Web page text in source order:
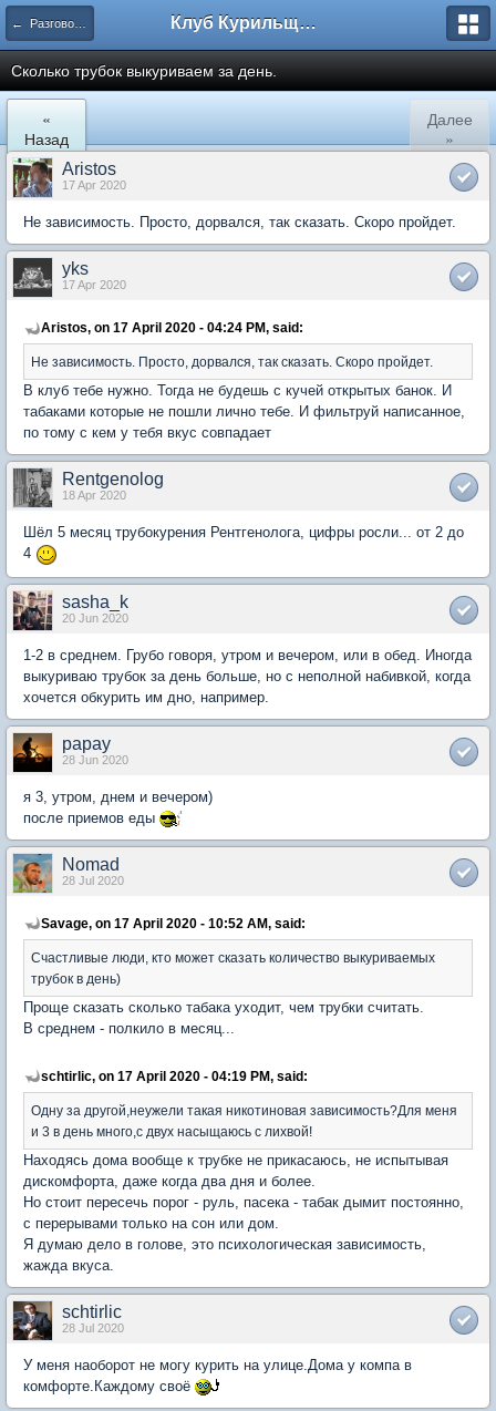
← Разговоры за трубочкой.... Клуб Курильщиков Трубки
Сколько трубок выкуриваем за день.
«
Назад
Далее
»
Aristos
17 Apr 2020
Не зависимость. Просто, дорвался, так сказать. Скоро пройдет.
yks
17 Apr 2020
Aristos, on 17 April 2020 - 04:24 PM, said:
Не зависимость. Просто, дорвался, так сказать. Скоро пройдет.
В клуб тебе нужно. Тогда не будешь с кучей открытых банок. И
табаками которые не пошли лично тебе. И фильтруй написанное,
по тому с кем у тебя вкус совпадает
Rentgenolog
18 Apr 2020
Шёл 5 месяц трубокурения Рентгенолога, цифры росли... от 2 до
4
sasha_k
20 Jun 2020
1-2 в среднем. Грубо говоря, утром и вечером, или в обед. Иногда
выкуриваю трубок за день больше, но с неполной набивкой, когда
хочется обкурить им дно, например.
papay
28 Jun 2020
я 3, утром, днем и вечером)
после приемов еды
Nomad
28 Jul 2020
Savage, on 17 April 2020 - 10:52 AM, said:
Счастливые люди, кто может сказать количество выкуриваемых
трубок в день)
Проще сказать сколько табака уходит, чем трубки считать.
В среднем - полкило в месяц...
schtirlic, on 17 April 2020 - 04:19 PM, said:
Одну за другой,неужели такая никотиновая зависимость?Для меня
и 3 в день много,с двух насыщаюсь с лихвой!
Находясь дома вообще к трубке не прикасаюсь, не испытывая
дискомфорта, даже когда два дня и более.
Но стоит пересечь порог - руль, пасека - табак дымит постоянно,
с перерывами только на сон или дом.
Я думаю дело в голове, это психологическая зависимость,
жажда вкуса.
schtirlic
28 Jul 2020
У меня наоборот не могу курить на улице.Дома у компа в
комфорте.Каждому своё